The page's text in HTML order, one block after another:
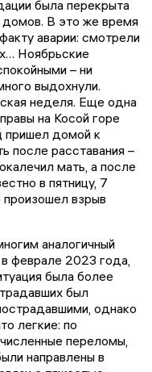
была перекрыта
домов. В это же время
аварии: смотрели
Ноябрьские
– ни
выдохнули.
неделя. Еще одна
на Косой горе
пришел домой к
после расставания –
мать, а после
в пятницу, 7
взрыв
аналогичный
феврале 2023 года,
была более
был
однако
легкие: по
переломы,
направлены в